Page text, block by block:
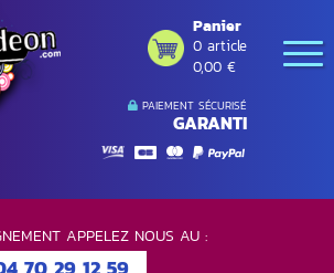
PAIEMENT SÉCURISÉ
GARANTI
Panier
0 article
0,00 €
APPELEZ NOUS AU :